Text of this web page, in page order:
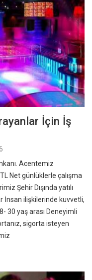
İçin İş
Acentemiz
Net günlüklerle çalışma
Şehir Dışında yatılı
İnsan ilişkilerinde kuvvetli,
30 yaş arası Deneyimli
sigorta isteyen